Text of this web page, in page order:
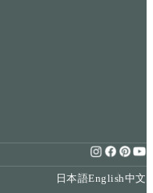
日本語English中文